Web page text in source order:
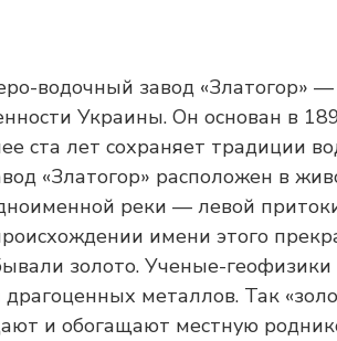
водочный завод «Златогор»
Украины. Он основан в
ста лет сохраняет традиции
«Златогор» расположен в
реки — левой
имени этого
золото. Ученые-
металлов. Так
и обогащают местную